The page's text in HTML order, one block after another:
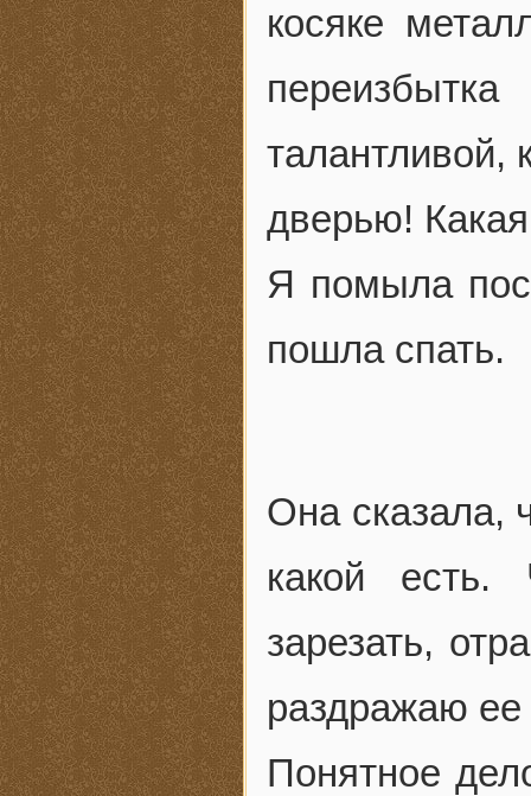
косяке
талантливой,
дверью!
Я помыла
пошла спать.
Она сказала,
какой есть.
зарезать,
раздражаю ее
Понятное